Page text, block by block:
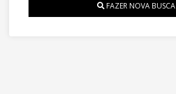
FAZER NOVA BUSCA